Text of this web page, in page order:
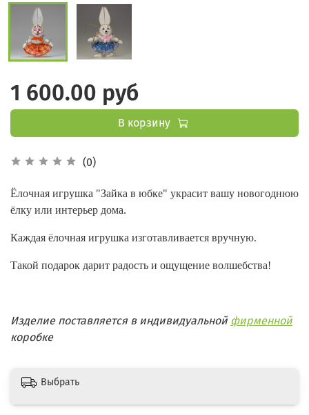
(0)
1 600.00 руб
В корзину
Ёлочная игрушка "Зайка в юбке" украсит вашу новогоднюю
ёлку или интерьер дома.
Каждая ёлочная игрушка изготавливается вручную.
Такой подарок дарит радость и ощущение волшебства!
Изделие поставляется в индивидуальной фирменной
коробке
Выбрать